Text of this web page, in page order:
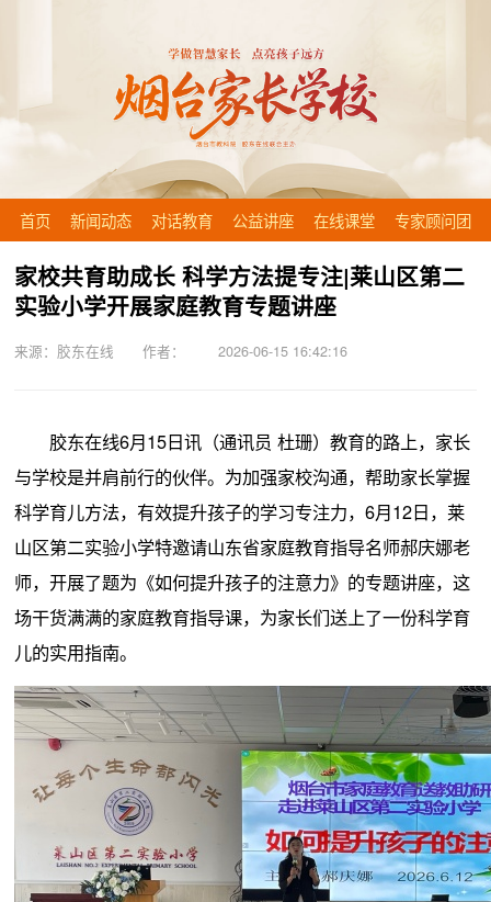
首页 新闻动态 对话教育 公益讲座 在线课堂 专家顾问团
家校共育助成长 科学方法提专注|莱山区第二
实验小学开展家庭教育专题讲座
来源：胶东在线 作者： 2026-06-15 16:42:16
胶东在线6月15日讯（通讯员 杜珊）教育的路上，家长
与学校是并肩前行的伙伴。为加强家校沟通，帮助家长掌握
科学育儿方法，有效提升孩子的学习专注力，6月12日，莱
山区第二实验小学特邀请山东省家庭教育指导名师郝庆娜老
师，开展了题为《如何提升孩子的注意力》的专题讲座，这
场干货满满的家庭教育指导课，为家长们送上了一份科学育
儿的实用指南。